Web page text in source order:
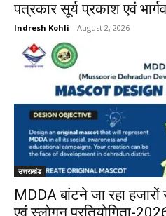
पत्रकार सूर्य प्रकाश एवं
Indresh Kohli - August 2, 2026
उत्तराखंड
MDDA बांटने जा रहा
एवं स्लोगन प्रतियोगिता-